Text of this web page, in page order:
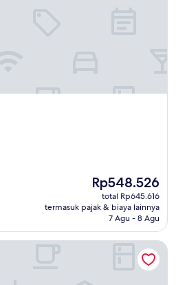
Harga
sekarang
Rp548.526
Rp548.526
total Rp645.616
termasuk pajak & biaya lainnya
7 Agu - 8 Agu